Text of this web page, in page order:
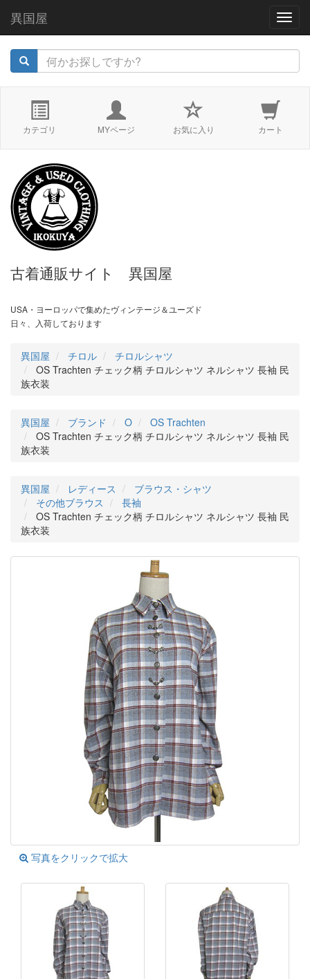
異国屋
カテゴリ MYページ お気に入り カート
古着通販サイト 異国屋
USA・ヨーロッパで集めたヴィンテージ＆ユーズド
日々、入荷しております
異国屋 チロル
チロルシャツ
OS Trachten チェック柄 チロルシャツ ネルシャツ 長袖 民
族衣装
異国屋 ブランド O
OS Trachten
OS Trachten チェック柄 チロルシャツ ネルシャツ 長袖 民
族衣装
異国屋 レディース
ブラウス・シャツ
その他ブラウス
長袖
OS Trachten チェック柄 チロルシャツ ネルシャツ 長袖 民
族衣装
写真をクリックで拡大